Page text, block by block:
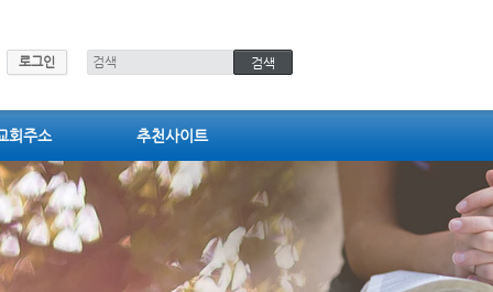
로그인
회주소 추천사이트